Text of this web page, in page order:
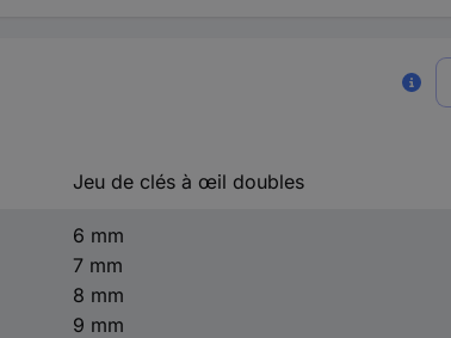
Jeu de clés à œil doubles
6 mm
7 mm
8 mm
9 mm